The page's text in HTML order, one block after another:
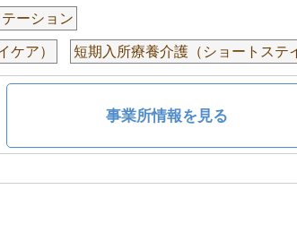
ーション
ケア） 短期入所療養介護（ショートステ
事業所情報を見る